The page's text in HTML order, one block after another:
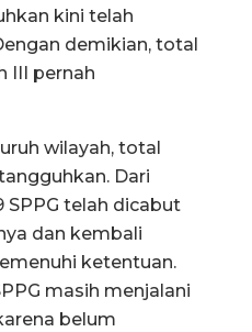
kini telah
demikian, total
III pernah
wilayah, total
Dari
SPPG telah dicabut
dan kembali
ketentuan.
masih menjalani
belum